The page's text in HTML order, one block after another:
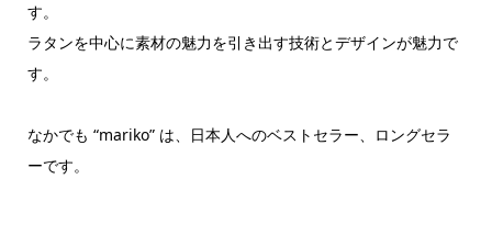
す。
ラタンを中心に素材の魅力を引き出す技術とデザインが魅力で
す。
なかでも “mariko” は、日本人へのベストセラー、ロングセラ
ーです。